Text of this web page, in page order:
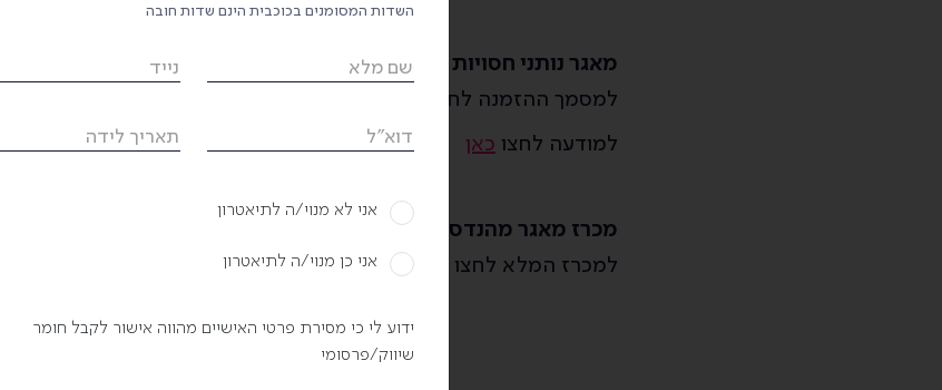
מאגר נותני חסויות לאירועים והצגות
למסמך ההזמנה לחצו
למודעה לחצו כאן
מכרז מאגר מהנדסים
למכרז המלא לחצו
השדות המסומנים בכוכבית הינם שדות חובה
שם מלא נייד
דוא"ל תאריך לידה
אני לא מנוי/ה לתיאטרון
אני כן מנוי/ה לתיאטרון
ידוע לי כי מסירת פרטי האישיים מהווה אישור לקבל חומר
שיווק/פרסומי